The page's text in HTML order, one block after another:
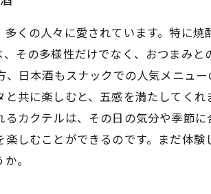
くの人々に愛されています。特に
その多様性だけでなく、おつまみ
日本酒もスナックでの人気メニュ
共に楽しむと、五感を満たしてく
カクテルは、その日の気分や季節に
しむことができるのです。まだ体
。